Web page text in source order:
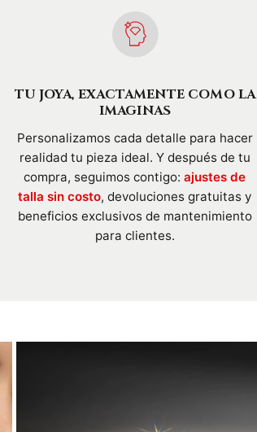
TU JOYA, EXACTAMENTE COMO LA
IMAGINAS
Personalizamos cada detalle para hacer
realidad tu pieza ideal. Y después de tu
compra, seguimos contigo:ajustes de
talla sin costo, devoluciones gratuitas y
beneficios exclusivos de mantenimiento
para clientes.